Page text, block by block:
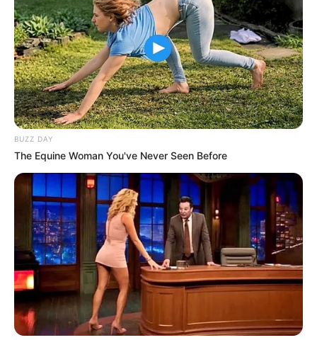
BUZZ DAY
The Equine Woman You've Never Seen Before